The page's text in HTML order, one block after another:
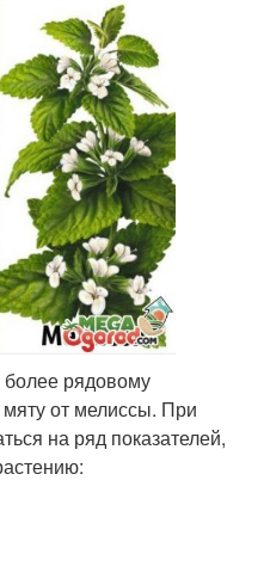
рядовому
от мелиссы. При
на ряд показателей,